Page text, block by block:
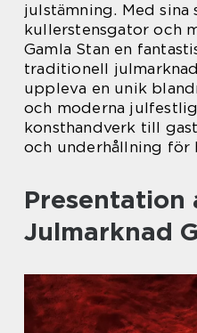
julstämning. Med sina
kullerstensgator och
Gamla Stan en
traditionell
uppleva en unik
och moderna
konsthandverk till
och underhållning för
Presentation
Julmarknad